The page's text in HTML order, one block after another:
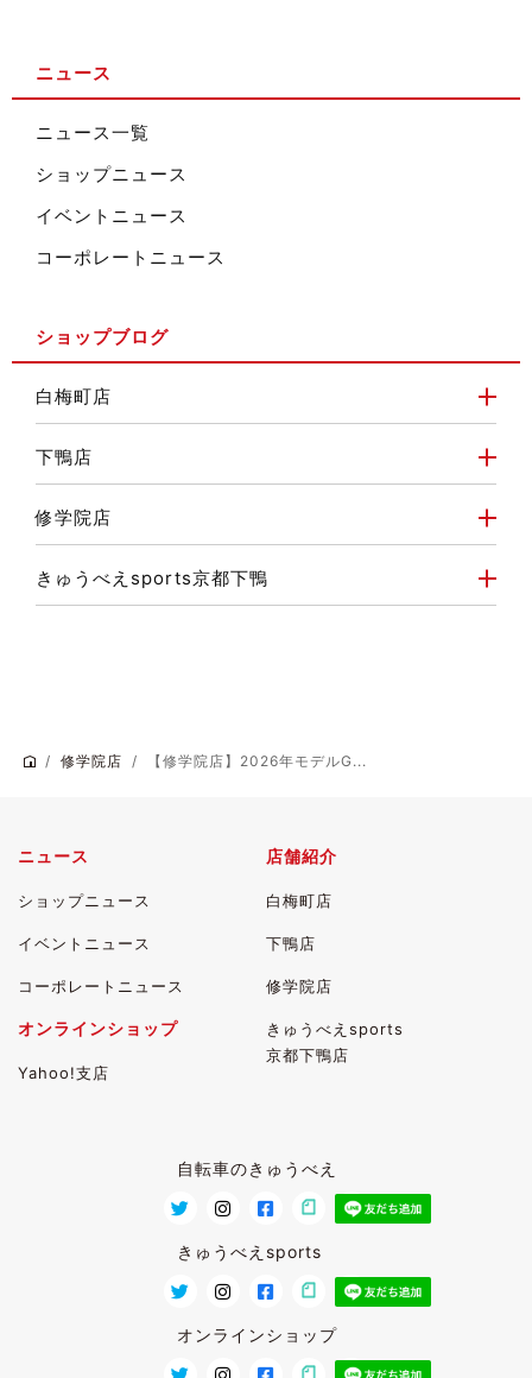
ニュース
ニュース一覧
ショップニュース
イベントニュース
コーポレートニュース
ショップブログ
白梅町店
下鴨店
修学院店
きゅうべえsports京都下鴨
修学院店 【修学院店】2026年モデルG...
ニュース
ショップニュース
イベントニュース
コーポレートニュース
店舗紹介
白梅町店
下鴨店
修学院店
きゅうべえsports
京都下鴨店
オンラインショップ
Yahoo!支店
自転車のきゅうべえ
きゅうべえsports
オンラインショップ